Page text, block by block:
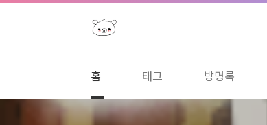
본문 바로가기
홈 태그 방명록